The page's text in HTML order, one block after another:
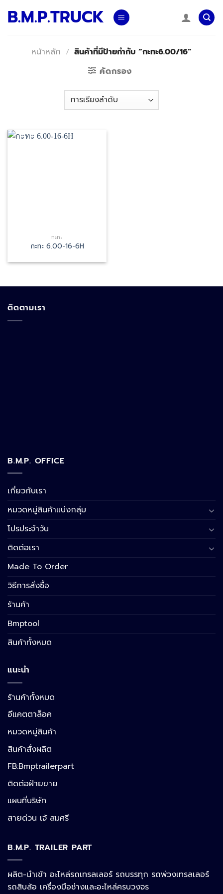
B.M.P.TRUCK
หน้าหลัก / สินค้าที่มีป้ายกำกับ “กะทะ6.00/16”
คัดกรอง
กะทะ
กะทะ 6.00-16-6H
ติดตามเรา
B.M.P. OFFICE
เกี่ยวกับเรา
หมวดหมู่สินค้าแบ่งกลุ่ม
โปรประจำวัน
ติดต่อเรา
Made To Order
วิธีการสั่งซื้อ
ร้านค้า
Bmptool
สินค้าทั้งหมด
แนะนำ
ร้านค้าทั้งหมด
อีแคตตาล็อค
หมวดหมู่สินค้า
สินค้าสั่งผลิต
FB:Bmptrailerpart
ติดต่อฝ่ายขาย
แผนที่บริษัท
สายด่วน เจ้ สมศรี
B.M.P. TRAILER PART
ผลิต-นำเข้า อะไหล่รถเทรลเลอร์ รถบรรทุก รถพ่วงเทรลเลอร์
รถสิบล้อ เครื่องมือช่างและอะไหล่ครบวงจร